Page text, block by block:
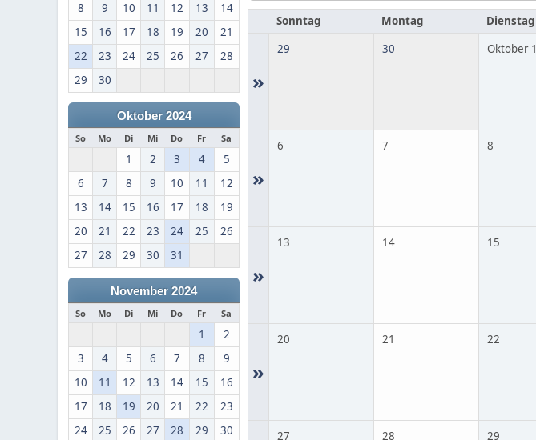
8
9 10 11 12 13
14
15
16 17 18 19 20
21
22
23 24 25 26 27
28
29
30
Oktober 2024
So Mo Di Mi Do Fr Sa
1 2 3 4
5
6
7 8 9 10 11
12
13
14 15 16 17 18
19
20
21 22 23 24 25
26
27
28 29 30 31
November 2024
So Mo Di Mi Do Fr Sa
1
2
3
4 5 6 7 8
9
10
11 12 13 14 15
16
17
18 19 20 21 22
23
24
25 26 27 28 29 30
Sonntag Montag Dienstag
»
29 30 Oktober 1
»
6 7 8
»
13 14 15
»
20 21 22
27 28 29